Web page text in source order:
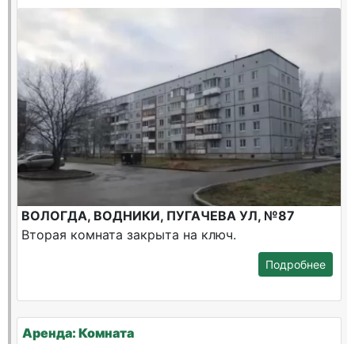
ВОЛОГДА, ВОДНИКИ, ПУГАЧЕВА УЛ, №87
Вторая комната закрыта на ключ.
Подробнее
Аренда: Комната